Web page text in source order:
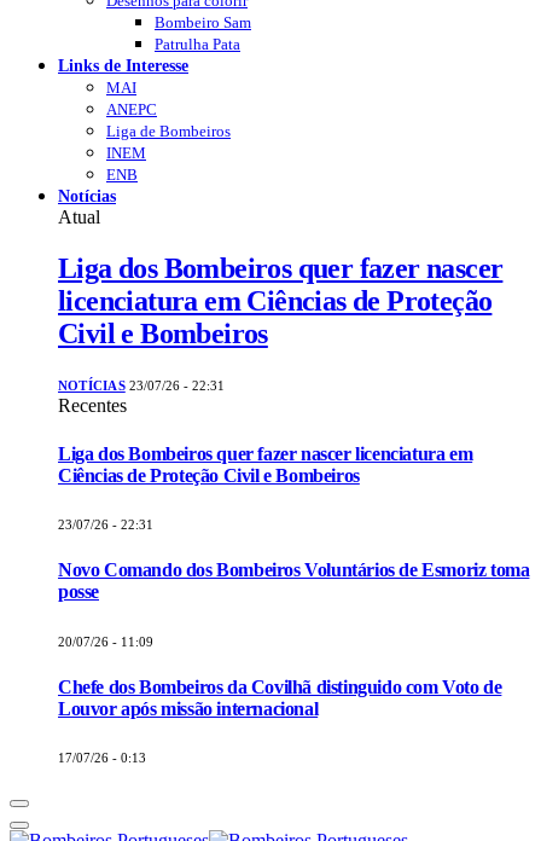
Bombeiro Sam
Patrulha Pata
Links de Interesse
MAI
ANEPC
Liga de Bombeiros
INEM
ENB
Notícias
Atual
Liga dos Bombeiros quer fazer nascer
licenciatura em Ciências de Proteção
Civil e Bombeiros
NOTÍCIAS 23/07/26 - 22:31
Recentes
Liga dos Bombeiros quer fazer nascer licenciatura em
Ciências de Proteção Civil e Bombeiros
23/07/26 - 22:31
Novo Comando dos Bombeiros Voluntários de Esmoriz toma
posse
20/07/26 - 11:09
Chefe dos Bombeiros da Covilhã distinguido com Voto de
Louvor após missão internacional
17/07/26 - 0:13